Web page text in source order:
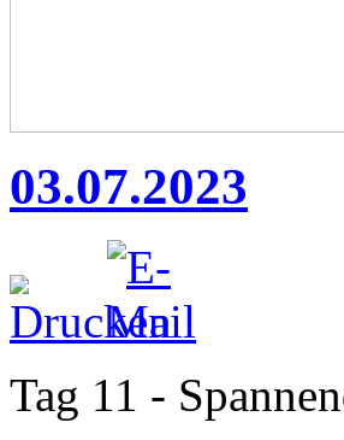
03.07.2023
Tag 11 -